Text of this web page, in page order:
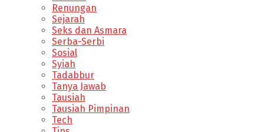
Renungan
Sejarah
Seks dan Asmara
Serba-Serbi
Sosial
Syiah
Tadabbur
Tanya Jawab
Tausiah
Tausiah Pimpinan
Tech